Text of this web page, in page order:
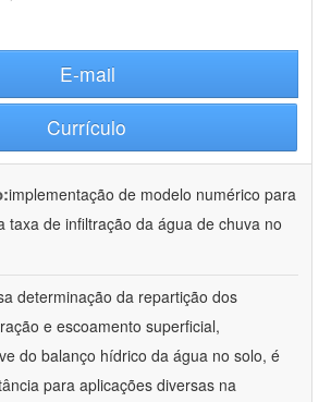
E-mail
Currículo
implementação de modelo numérico para
taxa de infiltração da água de chuva no
determinação da repartição dos
e escoamento superficial,
do balanço hídrico da água no solo, é
para aplicações diversas na